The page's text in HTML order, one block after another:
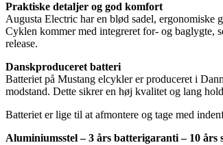
Praktiske detaljer og god komfort
Augusta Electric har en blød sadel, ergonomiske
Cyklen kommer med integreret for- og baglygte,
release.
Danskproduceret batteri
Batteriet på Mustang elcykler er produceret i
modstand. Dette sikrer en høj kvalitet og lang
Batteriet er lige til at afmontere og tage med
Aluminiumsstel – 3 års batterigaranti – 10